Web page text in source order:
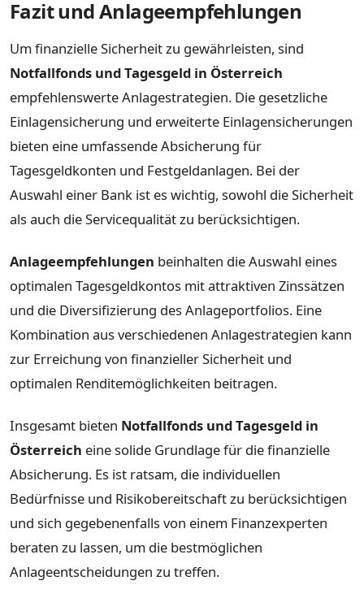
Fazit und Anlageempfehlungen
Um finanzielle Sicherheit zu gewährleisten, sind
Notfallfonds und Tagesgeld in Österreich
empfehlenswerte Anlagestrategien. Die gesetzliche
Einlagensicherung und erweiterte Einlagensicherungen
bieten eine umfassende Absicherung für
Tagesgeldkonten und Festgeldanlagen. Bei der
Auswahl einer Bank ist es wichtig, sowohl die Sicherheit
als auch die Servicequalität zu berücksichtigen.
Anlageempfehlungen beinhalten die Auswahl eines
optimalen Tagesgeldkontos mit attraktiven Zinssätzen
und die Diversifizierung des Anlageportfolios. Eine
Kombination aus verschiedenen Anlagestrategien kann
zur Erreichung von finanzieller Sicherheit und
optimalen Renditemöglichkeiten beitragen.
Insgesamt bieten Notfallfonds und Tagesgeld in
Österreich eine solide Grundlage für die finanzielle
Absicherung. Es ist ratsam, die individuellen
Bedürfnisse und Risikobereitschaft zu berücksichtigen
und sich gegebenenfalls von einem Finanzexperten
beraten zu lassen, um die bestmöglichen
Anlageentscheidungen zu treffen.